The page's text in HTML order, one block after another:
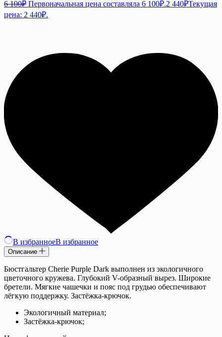
6 100₽ Первоначальная цена составляла 6 100₽.2 440₽Текущая
цена: 2 440₽.
В избранноеВ избранное
Описание
Бюстгальтер Cherie Purple Dark выполнен из экологичного
цветочного кружева. Глубокий V-образный вырез. Широкие
бретели. Мягкие чашечки и пояс под грудью обеспечивают
лёгкую поддержку. Застёжка-крючок.
Экологичный материал;
Застёжка-крючок;